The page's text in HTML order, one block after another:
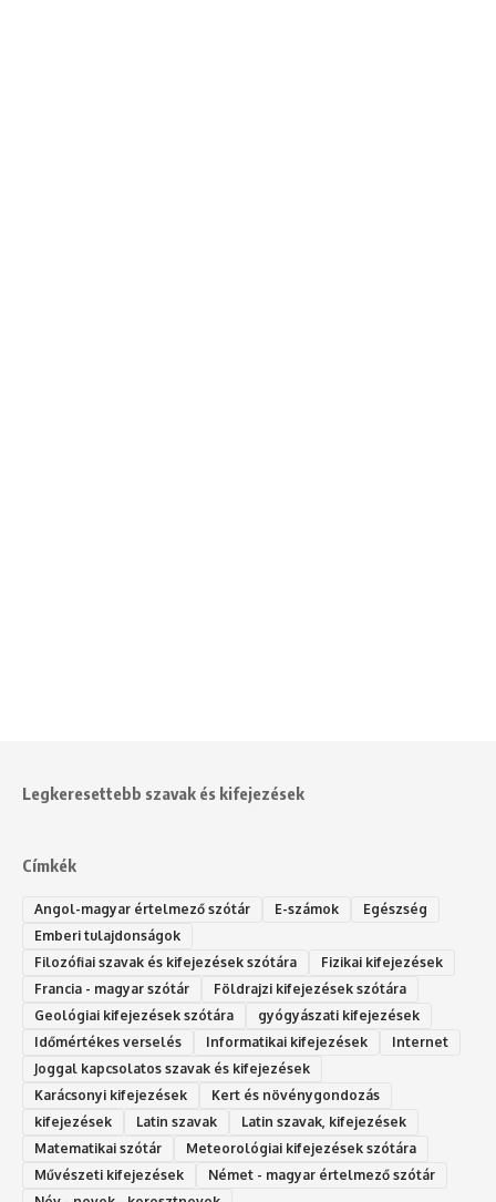
Legkeresettebb szavak és kifejezések
Címkék
Angol-magyar értelmező szótár E-számok
Egészség
Emberi tulajdonságok
Filozófiai szavak és kifejezések szótára
Fizikai kifejezések
Francia - magyar szótár
Földrajzi kifejezések szótára
Geológiai kifejezések szótára
gyógyászati kifejezések
Időmértékes verselés
Informatikai kifejezések
Internet
Joggal kapcsolatos szavak és kifejezések
Karácsonyi kifejezések
Kert és növénygondozás
kifejezések
Latin szavak
Latin szavak, kifejezések
Matematikai szótár
Meteorológiai kifejezések szótára
Művészeti kifejezések
Német - magyar értelmező szótár